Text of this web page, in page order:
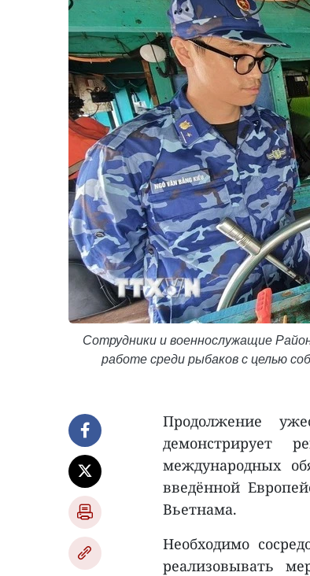
Сотрудники и военнослужащие
работе среди рыбаков с целью
Продолжение
демонстрирует
международных
введённой
Вьетнама.
Необходимо
реализовывать